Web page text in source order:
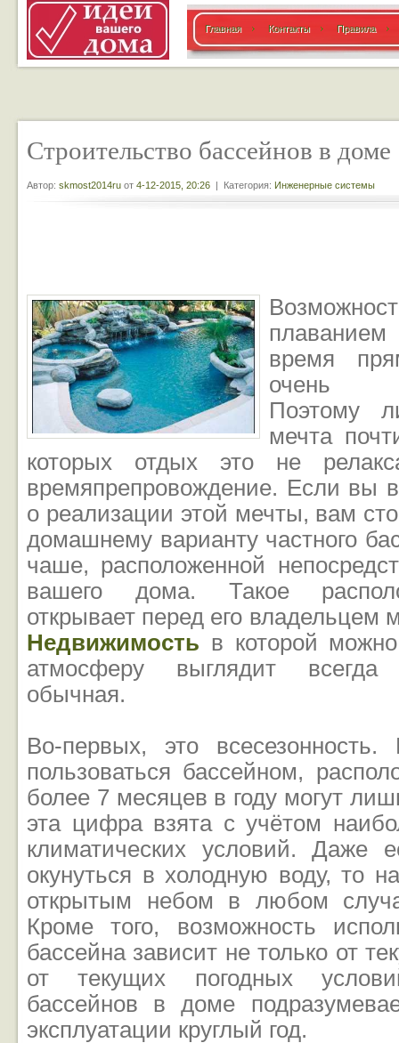
Главная Контакты Правила
Строительство бассейнов в доме
Автор: skmost2014ru от 4-12-2015, 20:26 | Категория: Инженерные системы
время
очень
Поэтому
мечта
которых отдых это не
времяпрепровождение. Если вы
о реализации этой мечты, вам
домашнему варианту частного
чаше, расположенной
вашего дома. Такое
открывает перед его владельцем
Недвижимость в которой
атмосферу выглядит
обычная.
Во-первых, это
пользоваться бассейном,
более 7 месяцев в году могут
эта цифра взята с учётом
климатических условий.
окунуться в холодную воду, то
открытым небом в любом
Кроме того, возможность
бассейна зависит не только от
от текущих погодных
бассейнов в доме
эксплуатации круглый год.